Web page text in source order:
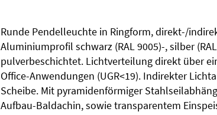
Runde Pendelleuchte in Ringform, direkt-/
Aluminiumprofil schwarz (RAL 9005)-, silber
pulverbeschichtet. Lichtverteilung direkt über
Office-Anwendungen (UGR<19). Indirekter
Scheibe. Mit pyramidenförmiger
Aufbau-Baldachin, sowie transparentem